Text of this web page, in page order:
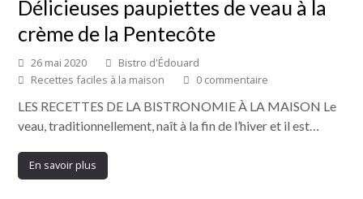
Délicieuses paupiettes de veau à la
crème de la Pentecôte
26 mai 2020
Bistro d'Édouard
Recettes faciles à la maison
0 commentaire
LES RECETTES DE LA BISTRONOMIE À LA MAISON Le
veau, traditionnellement, naît à la fin de l’hiver et il est…
En savoir plus